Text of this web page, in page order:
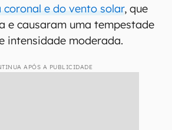
coronal e do vento solar, que
e causaram uma tempestade
intensidade moderada.
APÓS A PUBLICIDADE